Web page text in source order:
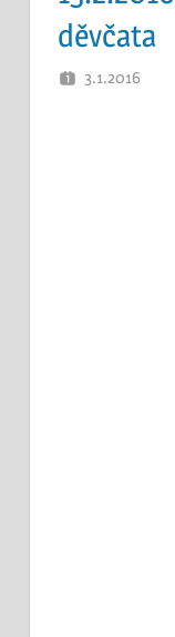
děvčata
3.1.2016